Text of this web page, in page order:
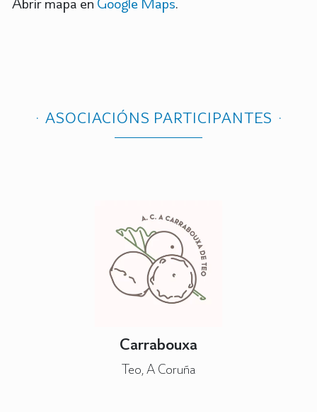
ASOCIACIÓNS PARTICIPANTES
Carrabouxa
Teo, A Coruña